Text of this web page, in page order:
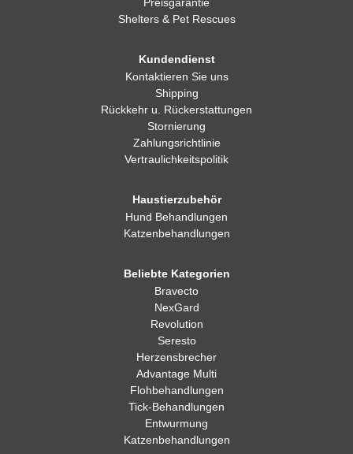
Shelters & Pet Rescues
Kundendienst
Kontaktieren Sie uns
Shipping
Rückkehr u. Rückerstattungen
Stornierung
Zahlungsrichtlinie
Vertraulichkeitspolitik
Haustierzubehör
Hund Behandlungen
Katzenbehandlungen
Beliebte Kategorien
Bravecto
NexGard
Revolution
Seresto
Herzensbrecher
Advantage Multi
Flohbehandlungen
Tick-Behandlungen
Entwurmung
Katzenbehandlungen